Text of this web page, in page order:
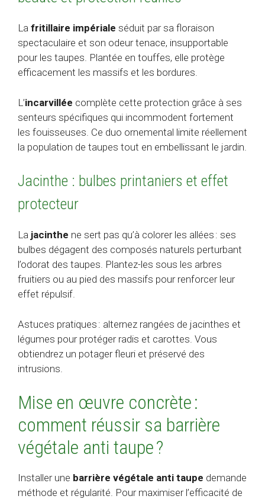
La fritillaire impériale séduit par sa floraison
spectaculaire et son odeur tenace, insupportable
pour les taupes. Plantée en touffes, elle protège
efficacement les massifs et les bordures.
L’incarvillée complète cette protection grâce à ses
senteurs spécifiques qui incommodent fortement
les fouisseuses. Ce duo ornemental limite réellement
la population de taupes tout en embellissant le jardin.
Jacinthe : bulbes printaniers et effet
protecteur
La jacinthe ne sert pas qu’à colorer les allées : ses
bulbes dégagent des composés naturels perturbant
l’odorat des taupes. Plantez-les sous les arbres
fruitiers ou au pied des massifs pour renforcer leur
effet répulsif.
Astuces pratiques : alternez rangées de jacinthes et
légumes pour protéger radis et carottes. Vous
obtiendrez un potager fleuri et préservé des
intrusions.
Mise en œuvre concrète :
comment réussir sa barrière
végétale anti taupe ?
Installer une barrière végétale anti taupe demande
méthode et régularité. Pour maximiser l’efficacité de